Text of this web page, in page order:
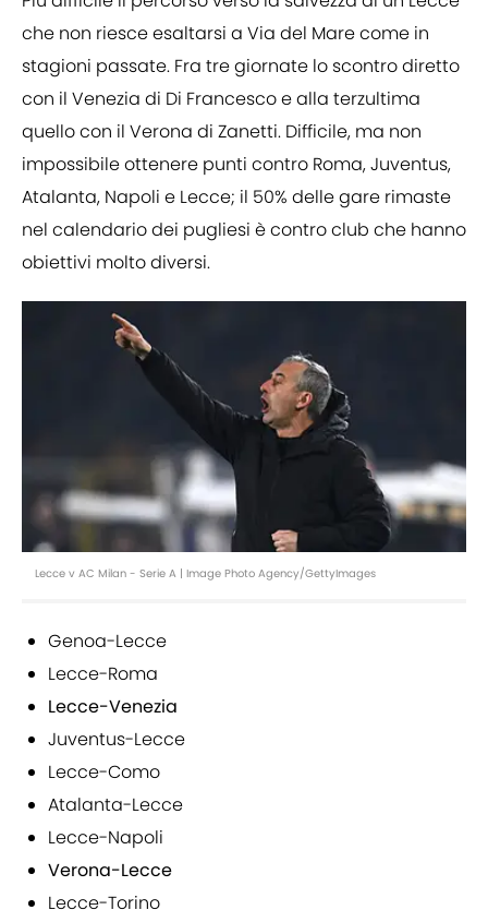
che non riesce esaltarsi a Via del Mare come in
stagioni passate. Fra tre giornate lo scontro diretto
con il Venezia di Di Francesco e alla terzultima
quello con il Verona di Zanetti. Difficile, ma non
impossibile ottenere punti contro Roma, Juventus,
Atalanta, Napoli e Lecce; il 50% delle gare rimaste
nel calendario dei pugliesi è contro club che hanno
obiettivi molto diversi.
Lecce v AC Milan - Serie A | Image Photo Agency/GettyImages
Genoa-Lecce
Lecce-Roma
Lecce-Venezia
Juventus-Lecce
Lecce-Como
Atalanta-Lecce
Lecce-Napoli
Verona-Lecce
Lecce-Torino